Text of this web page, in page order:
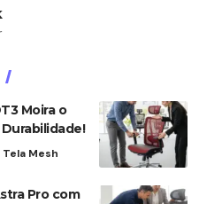
Moira o
Mesh
Pro com